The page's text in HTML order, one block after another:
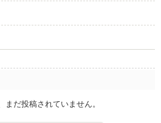
まだ投稿されていません。